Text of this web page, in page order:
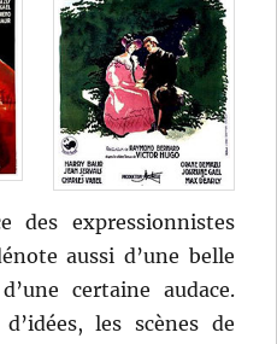
des expressionnistes
aussi d’une belle
certaine audace.
les scènes de